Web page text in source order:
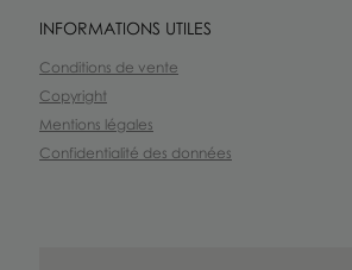
INFORMATIONS UTILES
Conditions de vente
Copyright
Mentions légales
Confidentialité des données